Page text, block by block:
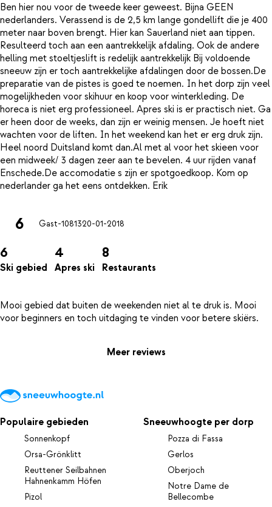
Ben hier nou voor de tweede keer geweest. Bijna GEEN
nederlanders. Verassend is de 2,5 km lange gondellift die je 400
meter naar boven brengt. Hier kan Sauerland niet aan tippen.
Resulteerd toch aan een aantrekkelijk afdaling. Ook de andere
helling met stoeltjeslift is redelijk aantrekkelijk Bij voldoende
sneeuw zijn er toch aantrekkelijke afdalingen door de bossen.De
preparatie van de pistes is goed te noemen. In het dorp zijn veel
mogelijkheden voor skihuur en koop voor winterkleding. De
horeca is niet erg professioneel. Apres ski is er practisch niet. Ga
er heen door de weeks, dan zijn er weinig mensen. Je hoeft niet
wachten voor de liften. In het weekend kan het er erg druk zijn.
Heel noord Duitsland komt dan.Al met al voor het skieen voor
een midweek/ 3 dagen zeer aan te bevelen. 4 uur rijden vanaf
Enschede.De accomodatie s zijn er spotgoedkoop. Kom op
6 Gast-1081320-01-2018
6
Ski gebied
4
Apres ski
8
Restaurants
Mooi gebied dat buiten de weekenden niet al te druk is. Mooi
Meer reviews
Populaire gebieden
Sonnenkopf
Orsa-Grönklitt
Reuttener Seilbahnen
Hahnenkamm Höfen
Pizol
Sneeuwhoogte per dorp
Pozza di Fassa
Gerlos
Oberjoch
Notre Dame de
Bellecombe